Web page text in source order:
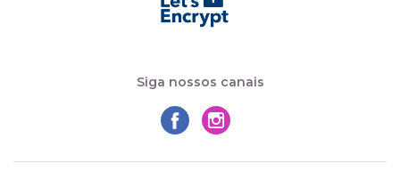
Siga nossos canais